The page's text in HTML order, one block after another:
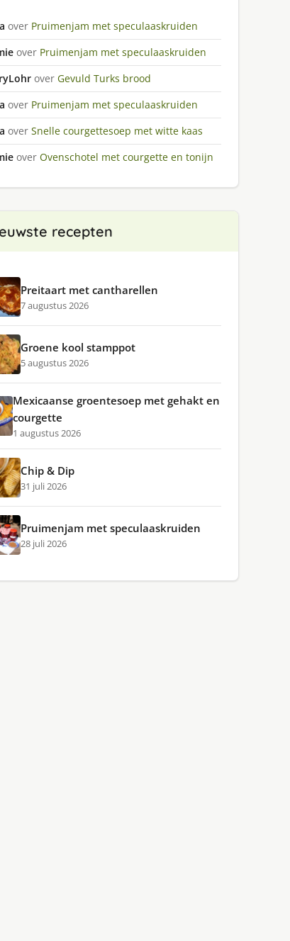
over Pruimenjam met speculaaskruiden
over Pruimenjam met speculaaskruiden
over Gevuld Turks brood
over Pruimenjam met speculaaskruiden
over Snelle courgettesoep met witte kaas
over Ovenschotel met courgette en tonijn
recepten
Preitaart met cantharellen
7 augustus 2026
Groene kool stamppot
5 augustus 2026
Mexicaanse groentesoep met gehakt en
courgette
1 augustus 2026
Chip & Dip
31 juli 2026
Pruimenjam met speculaaskruiden
28 juli 2026